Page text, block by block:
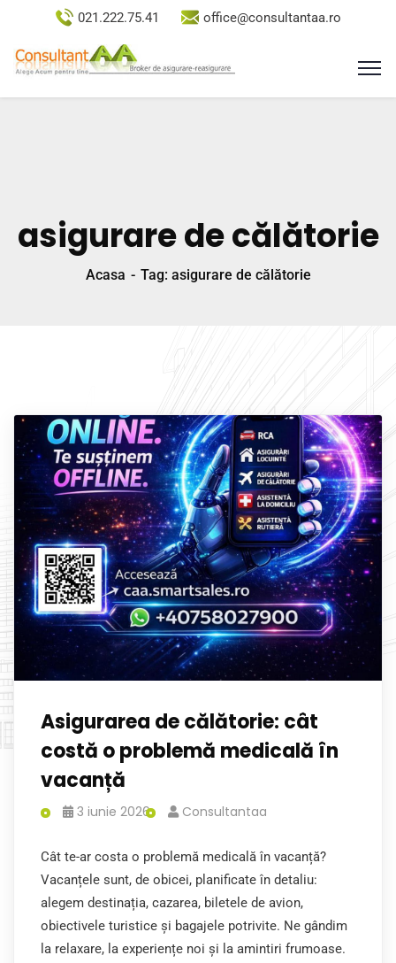
021.222.75.41 office@consultantaa.ro
asigurare de călătorie
Acasa Tag: asigurare de călătorie
Asigurarea de călătorie: cât
costă o problemă medicală în
vacanță
3 iunie 2026 Consultantaa
Cât te-ar costa o problemă medicală în vacanță?
Vacanțele sunt, de obicei, planificate în detaliu:
alegem destinația, cazarea, biletele de avion,
obiectivele turistice și bagajele potrivite. Ne gândim
la relaxare, la experiențe noi și la amintiri frumoase.